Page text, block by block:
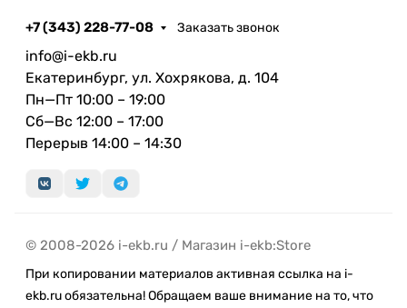
+7 (343) 228-77-08 Заказать звонок
info@i-ekb.ru
Екатеринбург, ул. Хохрякова, д. 104
Пн—Пт 10:00 – 19:00
Сб—Вс 12:00 – 17:00
Перерыв 14:00 – 14:30
© 2008-2026 i-ekb.ru / Магазин i-ekb:Store
При копировании материалов активная ссылка на i-
ekb.ru обязательна! Обращаем ваше внимание на то, что